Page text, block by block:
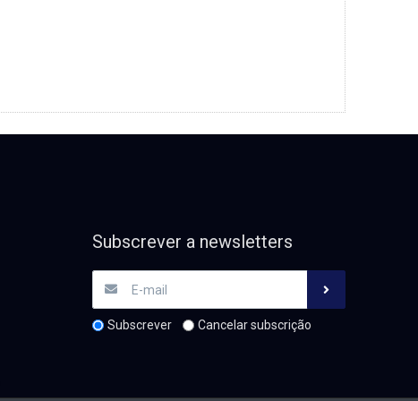
Subscrever a newsletters
Subscrever Cancelar subscrição